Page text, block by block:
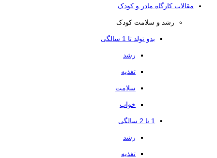
مقالات کارگاه مادر و کودک
رشد و سلامت کودک
بدو تولد تا 1 سالگی
رشد
تغذیه
سلامت
خواب
1 تا 2 سالگی
رشد
تغذیه